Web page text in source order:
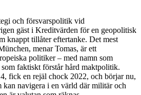
och försvarspolitik vid
gäst i Kreditvärden för en geopolitisk
knappt tillåter eftertanke. Det mest
menar Tomas, är ett
politiker – med namn som
faktiskt förstår hård maktpolitik.
fick en rejäl chock 2022, och börjar nu,
kan navigera i en värld där militär och